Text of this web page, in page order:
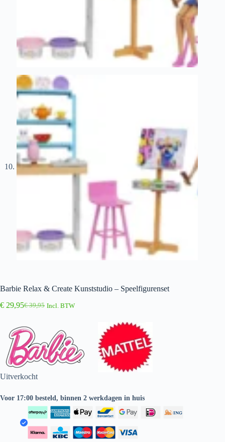
Barbie Relax & Create Kunststudio – Speelfigurenset
€39,95
Oorspronkelijke
was:
€ 39,95.
€ 29,95Huidige
is:
€ 29,95.
Incl. BTW
Uitverkocht
Voor 17:00 besteld, binnen 2 werkdagen in huis